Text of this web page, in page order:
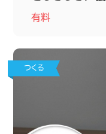
有料
つくる